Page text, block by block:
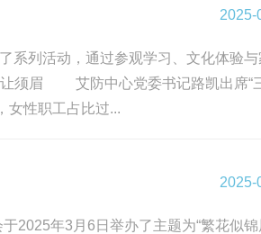
2025-
系列活动，通过参观学习、文化体验
须眉 艾防中心党委书记路凯出席“
女性职工占比过...
2025-
2025年3月6日举办了主题为“繁花似